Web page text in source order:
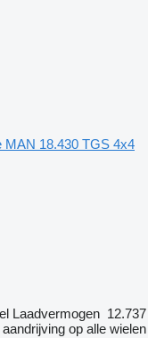
MAN 18.430 TGS 4x4
Laadvermogen 12.737
aandrijving op alle wielen